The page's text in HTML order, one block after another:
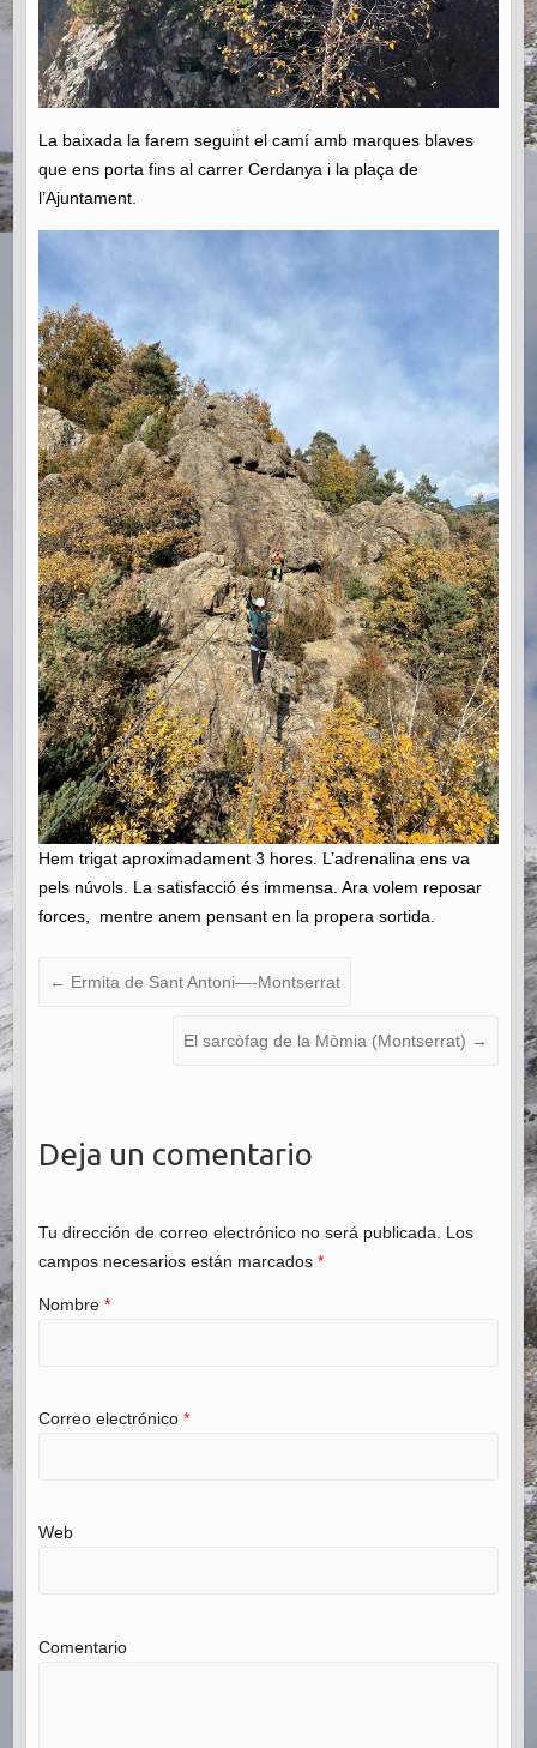
La baixada la farem seguint el camí amb marques blaves
que ens porta fins al carrer Cerdanya i la plaça de
l’Ajuntament.
Hem trigat aproximadament 3 hores. L’adrenalina ens va
pels núvols. La satisfacció és immensa. Ara volem reposar
forces, mentre anem pensant en la propera sortida.
← Ermita de Sant Antoni—-Montserrat
El sarcòfag de la Mòmia (Montserrat) →
Deja un comentario
Tu dirección de correo electrónico no será publicada. Los
campos necesarios están marcados *
Nombre *
Correo electrónico *
Web
Comentario